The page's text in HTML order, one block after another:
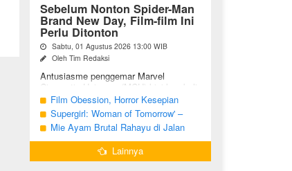
Sebelum Nonton Spider-Man
Brand New Day, Film-film Ini
Perlu Ditonton
Sabtu, 01 Agustus 2026 13:00 WIB
Oleh Tim Redaksi
Antusiasme penggemar Marvel
Cinematic Universe (MCU) kini kembali
meningkat seiring tayangnya
petualangan terbaru Spider-Man Brand
New Day. Bagi penggemar garis ...
Film Obession, Horror Kesepian
Generasi Saat Ini
Supergirl: Woman of Tomorrow' –
Potensi yang Terperangkap dalam
Narasi Generik
Mie Ayam Brutal Rahayu di Jalan
Pemuda Bojonegoro, Kuliner dengan
Banyak Pilihan Menu
Lainnya